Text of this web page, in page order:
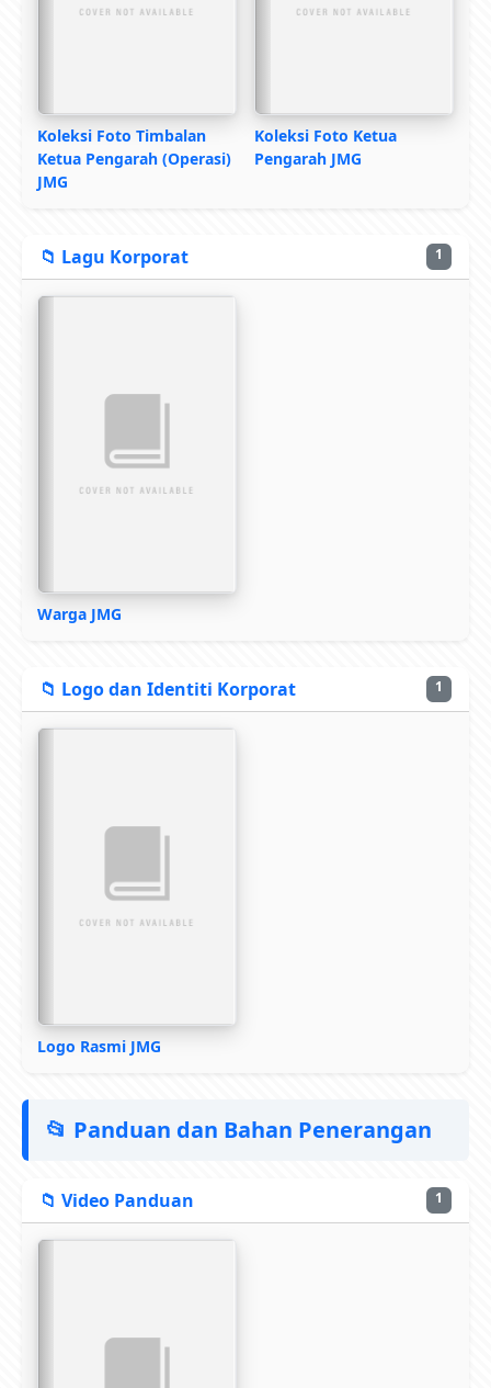
Koleksi Foto Timbalan
Ketua Pengarah (Operasi)
JMG
Koleksi Foto Ketua
Pengarah JMG
📁 Lagu Korporat 1
Warga JMG
📁 Logo dan Identiti Korporat 1
Logo Rasmi JMG
📂 Panduan dan Bahan Penerangan
📁 Video Panduan 1